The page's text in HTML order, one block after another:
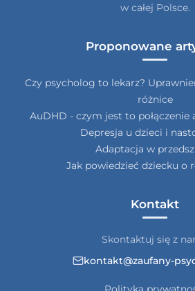
w całej Polsce.
Proponowane
Czy psycholog to lekarz?
różnice
AuDHD - czym jest to połączenie
Depresja u dzieci i
Adaptacja w
Jak powiedzieć dziecku o
Kontakt
Skontaktuj się z
kontakt@zaufany-